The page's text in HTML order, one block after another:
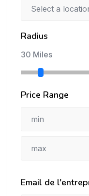
Radius
30 Miles
Price Range
Email de